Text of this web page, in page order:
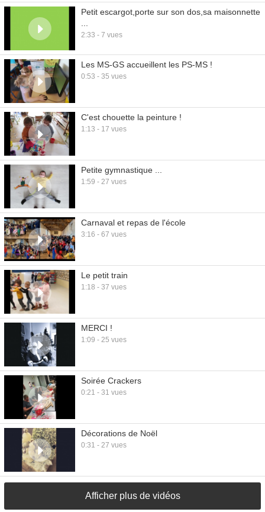
Petit escargot,porte sur son dos,sa maisonnette
2:33 - 7 vues
Les MS-GS accueillent les PS-MS !
0:53 - 35 vues
C'est chouette la peinture !
1:13 - 17 vues
Petite gymnastique ...
1:59 - 27 vues
Carnaval et repas de l'école
3:16 - 67 vues
Le petit train
1:18 - 37 vues
MERCI !
1:09 - 25 vues
Soirée Crackers
0:21 - 31 vues
Décorations de Noël
0:31 - 27 vues
Afficher plus de vidéos